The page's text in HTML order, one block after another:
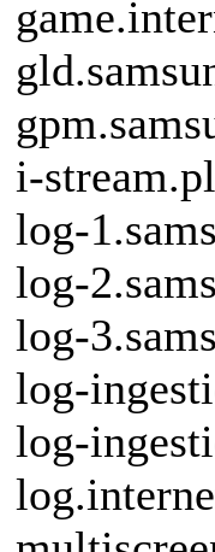
i-stream.pl
log-
log-
log-
log-
log-